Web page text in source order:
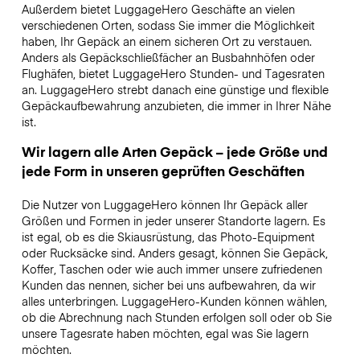
Außerdem bietet LuggageHero Geschäfte an vielen
verschiedenen Orten, sodass Sie immer die Möglichkeit
haben, Ihr Gepäck an einem sicheren Ort zu verstauen.
Anders als Gepäckschließfächer an Busbahnhöfen oder
Flughäfen, bietet LuggageHero Stunden- und Tagesraten
an. LuggageHero strebt danach eine günstige und flexible
Gepäckaufbewahrung anzubieten, die immer in Ihrer Nähe
ist.
Wir lagern alle Arten Gepäck – jede Größe und
jede Form in unseren geprüften Geschäften
Die Nutzer von LuggageHero können Ihr Gepäck aller
Größen und Formen in jeder unserer Standorte lagern. Es
ist egal, ob es die Skiausrüstung, das Photo-Equipment
oder Rucksäcke sind. Anders gesagt, können Sie Gepäck,
Koffer, Taschen oder wie auch immer unsere zufriedenen
Kunden das nennen, sicher bei uns aufbewahren, da wir
alles unterbringen. LuggageHero-Kunden können wählen,
ob die Abrechnung nach Stunden erfolgen soll oder ob Sie
unsere Tagesrate haben möchten, egal was Sie lagern
möchten.